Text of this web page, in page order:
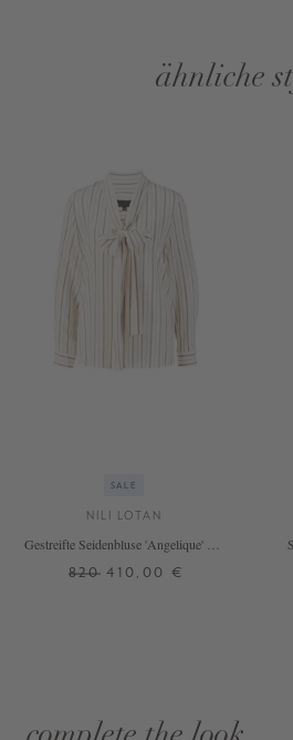
ähnliche
SALE
NILI LOTAN
Gestreifte Seidenbluse 'Angelique' mit
820 410,00 €